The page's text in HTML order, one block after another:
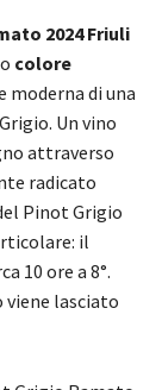
2024 Friuli
colore
moderna di una
Un vino
attraverso
radicato
Pinot Grigio
il
10 ore a 8°.
viene lasciato